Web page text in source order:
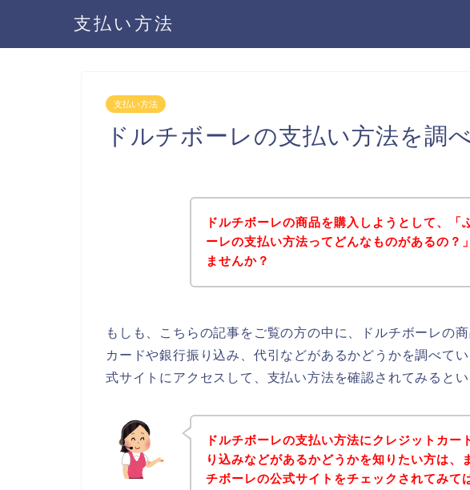
支払い方法
支払い方法
ドルチボーレの支払い方法を調
ドルチボーレの商品を購入しようとして、「
ーレの支払い方法ってどんなものがあるの？
ませんか？
もしも、こちらの記事をご覧の方の中に、ドルチボーレの
カードや銀行振り込み、代引などがあるかどうかを調べて
式サイトにアクセスして、支払い方法を確認されてみると
ドルチボーレの支払い方法にクレジットカー
り込みなどがあるかどうかを知りたい方は、
チボーレの公式サイトをチェックされてみて